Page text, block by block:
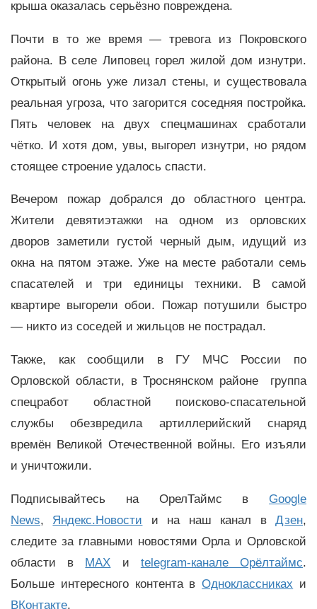
крыша оказалась серьёзно повреждена.
Почти в то же время — тревога из Покровского
района. В селе Липовец горел жилой дом изнутри.
Открытый огонь уже лизал стены, и существовала
реальная угроза, что загорится соседняя постройка.
Пять человек на двух спецмашинах сработали
чётко. И хотя дом, увы, выгорел изнутри, но рядом
стоящее строение удалось спасти.
Вечером пожар добрался до областного центра.
Жители девятиэтажки на одном из орловских
дворов заметили густой черный дым, идущий из
окна на пятом этаже. Уже на месте работали семь
спасателей и три единицы техники. В самой
квартире выгорели обои. Пожар потушили быстро
— никто из соседей и жильцов не пострадал.
Также, как сообщили в ГУ МЧС России по
Орловской области, в Троснянском районе группа
спецработ областной поисково-спасательной
службы обезвредила артиллерийский снаряд
времён Великой Отечественной войны. Его изъяли
и уничтожили.
Подписывайтесь на ОрелТаймс в Google
News, Яндекс.Новости и на наш канал вДзен,
следите за главными новостями Орла и Орловской
области в MAX и telegram-канале Орёлтаймс.
Больше интересного контента вОдноклассниках и
ВКонтакте.